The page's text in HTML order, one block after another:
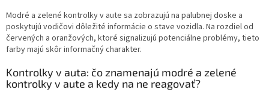
Modré a zelené kontrolky v aute sa zobrazujú na palubnej doske a
poskytujú vodičovi dôležité informácie o stave vozidla. Na rozdiel od
červených a oranžových, ktoré signalizujú potenciálne problémy, tieto
farby majú skôr informačný charakter.
Kontrolky v auta: čo znamenajú modré a zelené
kontrolky v aute a kedy na ne reagovať?